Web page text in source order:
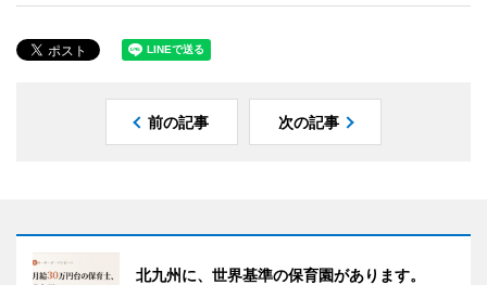
前の記事 次の記事
北九州に、世界基準の保育園があります。